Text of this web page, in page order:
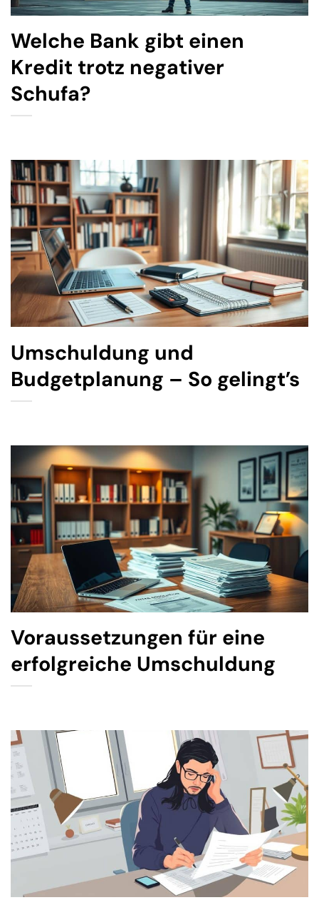
Welche Bank gibt einen
Kredit trotz negativer
Schufa?
Umschuldung und
Budgetplanung – So gelingt’s
Voraussetzungen für eine
erfolgreiche Umschuldung